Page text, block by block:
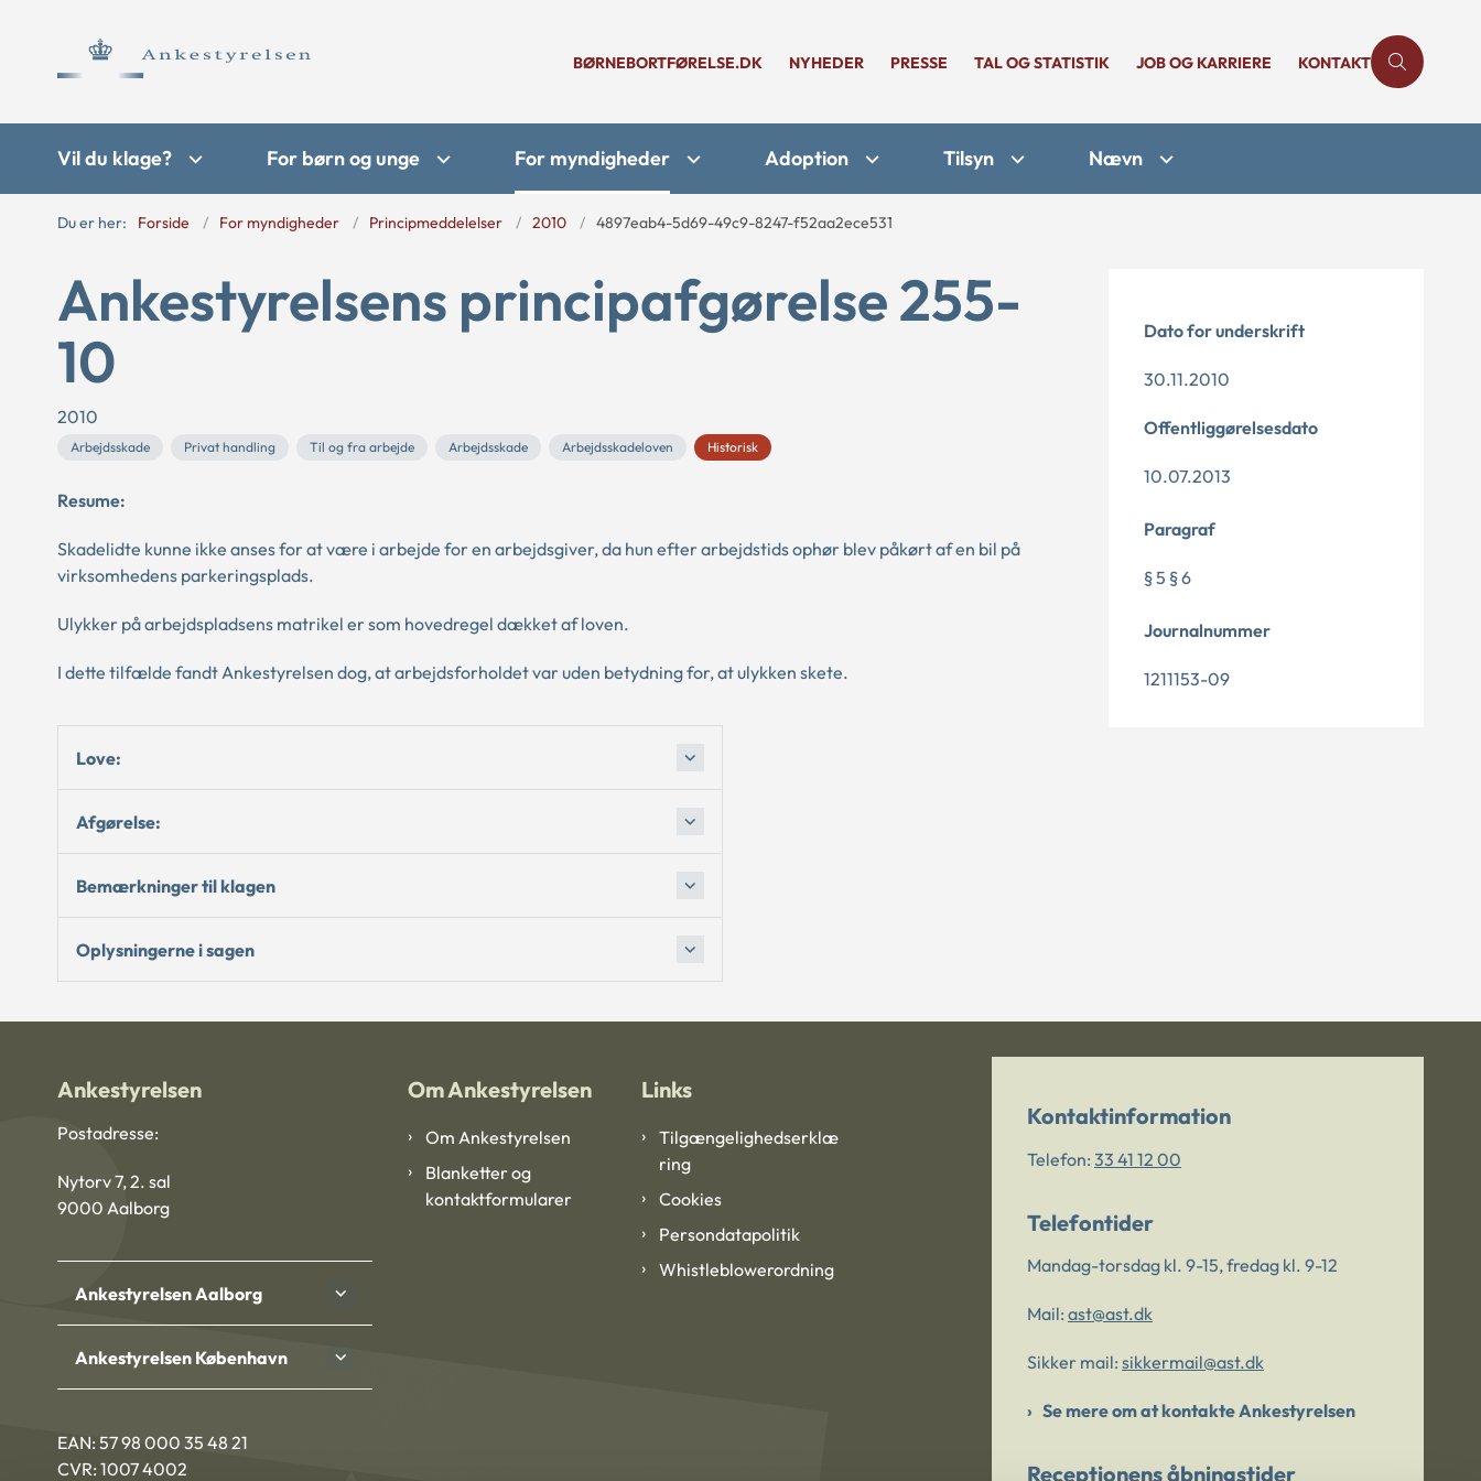
BØRNEBORTFØRELSE.DK NYHEDER PRESSE TAL OG STATISTIK JOB OG KARRIERE KONTAKT
Vil du klage? For børn og unge For myndigheder Adoption Tilsyn Nævn
Du er her: Forside For myndigheder Principmeddelelser 2010 4897eab4-5d69-49c9-8247-f52aa2ece531
Ankestyrelsens principafgørelse 255-
10
2010
Arbejdsskade Privat handling Til og fra arbejde Arbejdsskade Arbejdsskadeloven Historisk
Resume:
Skadelidte kunne ikke anses for at være i arbejde for en arbejdsgiver, da hun efter arbejdstids ophør blev påkørt af en bil på
virksomhedens parkeringsplads.
Ulykker på arbejdspladsens matrikel er som hovedregel dækket af loven.
I dette tilfælde fandt Ankestyrelsen dog, at arbejdsforholdet var uden betydning for, at ulykken skete.
Love:
Afgørelse:
Bemærkninger til klagen
Oplysningerne i sagen
Dato for underskrift
30.11.2010
Offentliggørelsesdato
10.07.2013
Paragraf
§ 5 § 6
Journalnummer
1211153-09
Ankestyrelsen
Postadresse:
Nytorv 7, 2. sal
9000 Aalborg
Ankestyrelsen Aalborg
Ankestyrelsen København
EAN: 57 98 000 35 48 21
CVR: 1007 4002
Om Ankestyrelsen
Om Ankestyrelsen
Blanketter og
kontaktformularer
Links
Tilgængelighedserklæ
ring
Cookies
Persondatapolitik
Whistleblowerordning
Kontaktinformation
Telefon: 33 41 12 00
Telefontider
Mandag-torsdag kl. 9-15, fredag kl. 9-12
Mail: ast@ast.dk
Sikker mail: sikkermail@ast.dk
Se mere om at kontakte Ankestyrelsen
Receptionens åbningstider